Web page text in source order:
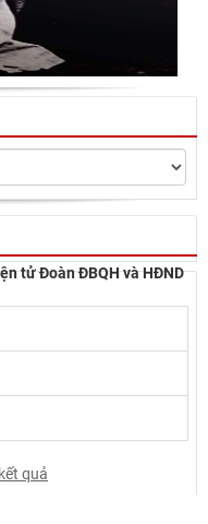
tử Đoàn ĐBQH và HĐND
quả